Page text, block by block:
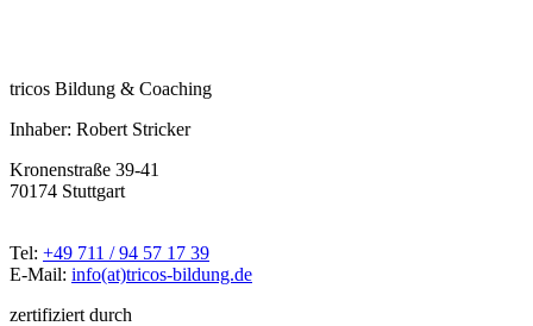
tricos Bildung & Coaching
Inhaber: Robert Stricker
Kronenstraße 39-41
70174 Stuttgart
Tel: +49 711 / 94 57 17 39
E-Mail: info(at)tricos-bildung.de
zertifiziert durch